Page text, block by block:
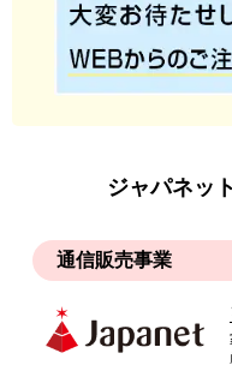
ジャパネッ
通信販売事業